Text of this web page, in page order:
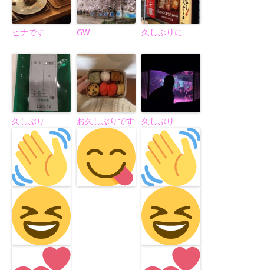
ヒナです… GW… 久しぶりに
久しぶり お久しぶりです 久しぶり